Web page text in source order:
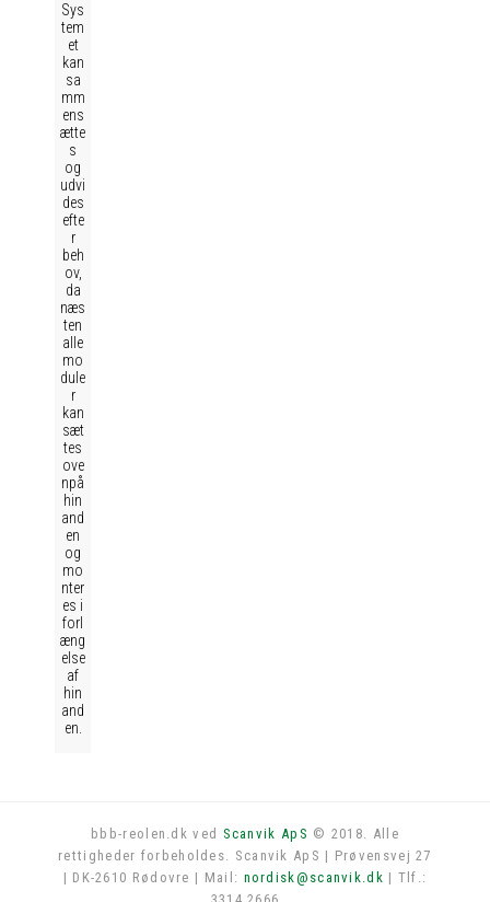
Sys
tem
et
kan
sa
mm
ens
ætte
s
og
udvi
des
efte
r
beh
ov,
da
næs
ten
alle
mo
dule
r
kan
sæt
tes
ove
npå
hin
and
en
og
mo
nter
es i
forl
æng
else
af
hin
and
en.
bbb-reolen.dk ved Scanvik ApS © 2018. Alle
rettigheder forbeholdes. Scanvik ApS | Prøvensvej 27
| DK-2610 Rødovre | Mail: nordisk@scanvik.dk | Tlf.:
Log in